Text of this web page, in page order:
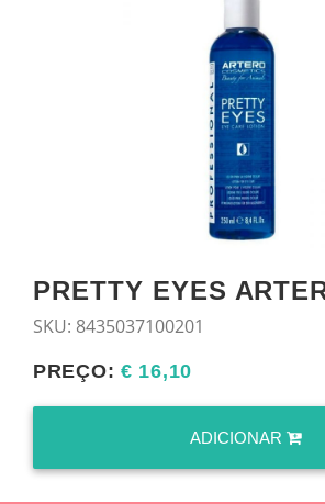
PRETTY EYES
SKU: 8435037100201
PREÇO:€ 16,10
ADICIONAR